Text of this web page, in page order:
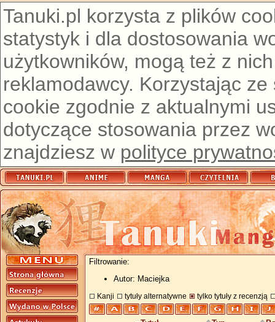
Tanuki.pl korzysta z plików
statystyk i dla dostosowania
użytkowników, mogą też z
reklamodawcy. Korzystając
cookie zgodnie z aktualnymi
dotyczące stosowania przez
znajdziesz w polityce
Filtrowanie:
Autor: Maciejka
Kanji tytuły alternatywne tylko tytuły z recenzją